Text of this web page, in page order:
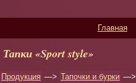
Главная
Тапки «Sport style»
Продукция —> Тапочки и бурки —>